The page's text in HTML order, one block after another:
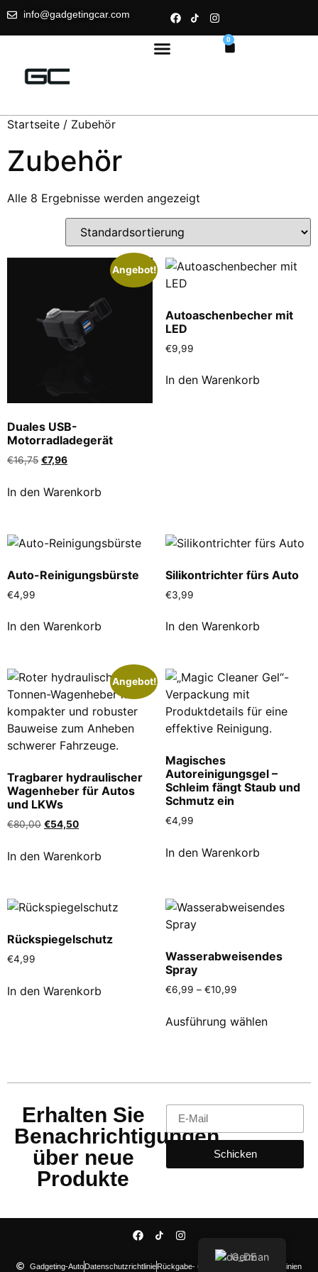
info@gadgetingcar.com
0
Startseite / Zubehör
Zubehör
Alle 8 Ergebnisse werden angezeigt
Angebot!
Duales USB-
Motorradladegerät
€16,75 €7,96
In den Warenkorb
Autoaschenbecher mit
LED
€9,99
In den Warenkorb
Auto-Reinigungsbürste
€4,99
In den Warenkorb
Silikontrichter fürs Auto
€3,99
In den Warenkorb
Angebot!
Tragbarer hydraulischer
Wagenheber für Autos
und LKWs
€80,00 €54,50
In den Warenkorb
Magisches
Autoreinigungsgel –
Schleim fängt Staub und
Schmutz ein
€4,99
In den Warenkorb
Rückspiegelschutz
€4,99
In den Warenkorb
Wasserabweisendes
Spray
€6,99 – €10,99
Ausführung wählen
Erhalten Sie
Benachrichtigungen
über neue
Produkte
Schicken
Gadgeting-AutoDatenschutzrichtlinieRückgabe- und Rückerstattungsrichtlinien
German